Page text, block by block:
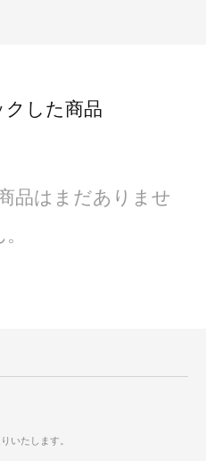
クした商品
品はまだありませ
いたします。